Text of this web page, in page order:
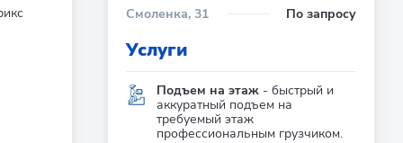
Смоленка, 31
По запросу
Услуги
Подъем на этаж - быстрый и
аккуратный подъем на
требуемый этаж
профессиональным грузчиком.